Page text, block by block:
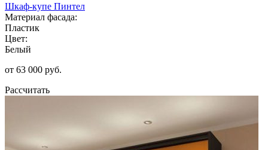
Шкаф-купе Пинтел
Материал фасада:
Пластик
Цвет:
Белый
от 63 000 руб.
Рассчитать